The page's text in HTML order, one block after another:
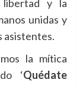
y la
unidas y
asistentes.
la mítica
‘Quédate